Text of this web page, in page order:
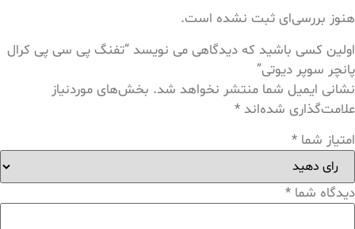
هنوز بررسی‌ای ثبت نشده است.
اولین کسی باشید که دیدگاهی می نویسد “تفنگ پی سی پی کرال
پانچر سوپر دیوتی”
نشانی ایمیل شما منتشر نخواهد شد. بخش‌های موردنیاز
علامت‌گذاری شده‌اند *
امتیاز شما *
دیدگاه شما *